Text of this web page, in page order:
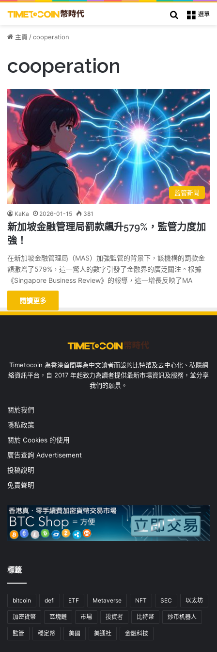
選單
搜索
主頁 /cooperation
cooperation
監管新聞
KaKa 2026-01-15 381
新加坡金融管理局罰款飆升579%，監管力度加
強！
在新加坡金融管理局（MAS）加強監管的背景下，該機構的罰款金
額激增了579%，這一驚人的數字引發了金融界的廣泛關注。根據
《Singapore Business Review》的報導，這一增長反映了MA
閱讀更多
Timetocoin 為香港首間專為中文讀者而設的比特幣及去中心化、私隱網
絡資訊平台，自 2017 年起致力為讀者提供最新市場資訊及服務，並分享
我們的願景。
關於我們
隱私政策
關於 Cookies 的使用
廣告查詢 Advertisement
投稿說明
免責聲明
標籤
bitcoin defi ETF Metaverse NFT SEC 以太坊
加密貨幣 區塊鏈 市場 投資者 比特幣 炒币机器人
監管 穩定幣 美國 美通社 金融科技